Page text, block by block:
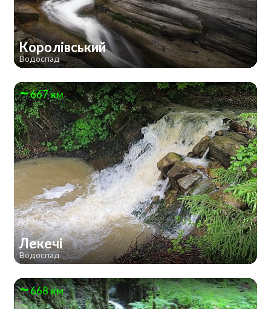
Королівський
Водоспад
667 км
Лекечі
Водоспад
668 км